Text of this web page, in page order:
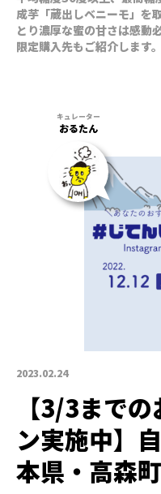
成芋「蔵出しベニーモ」を
とり濃厚な蜜の甘さは感動
限定購入先もご紹介します。
2023.02.24
おるたん
【3/3まで
ン実施中】
本県・高森町